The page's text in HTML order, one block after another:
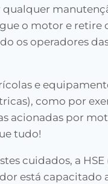
qualquer
o motor e retire
os operadores
e
como por
acionadas por
tudo!
cuidados, a
está capacitado